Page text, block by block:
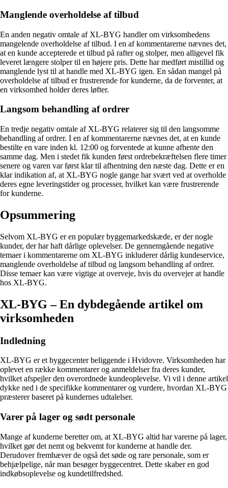
Manglende overholdelse af tilbud
En anden negativ omtale af XL-BYG handler om virksomhedens
mangelende overholdelse af tilbud. I en af kommentarerne nævnes det,
at en kunde accepterede et tilbud på rafter og stolper, men alligevel fik
leveret længere stolper til en højere pris. Dette har medført mistillid og
manglende lyst til at handle med XL-BYG igen. En sådan mangel på
overholdelse af tilbud er frustrerende for kunderne, da de forventer, at
en virksomhed holder deres løfter.
Langsom behandling af ordrer
En tredje negativ omtale af XL-BYG relaterer sig til den langsomme
behandling af ordrer. I en af kommentarerne nævnes det, at en kunde
bestilte en vare inden kl. 12:00 og forventede at kunne afhente den
samme dag. Men i stedet fik kunden først ordrebekræftelsen flere timer
senere og varen var først klar til afhentning den næste dag. Dette er en
klar indikation af, at XL-BYG nogle gange har svært ved at overholde
deres egne leveringstider og processer, hvilket kan være frustrerende
for kunderne.
Opsummering
Selvom XL-BYG er en populær byggemarkedskæde, er der nogle
kunder, der har haft dårlige oplevelser. De gennemgående negative
temaer i kommentarerne om XL-BYG inkluderer dårlig kundeservice,
manglende overholdelse af tilbud og langsom behandling af ordrer.
Disse temaer kan være vigtige at overveje, hvis du overvejer at handle
hos XL-BYG.
XL-BYG – En dybdegående artikel om
virksomheden
Indledning
XL-BYG er et byggecenter beliggende i Hvidovre. Virksomheden har
oplevet en række kommentarer og anmeldelser fra deres kunder,
hvilket afspejler den overordnede kundeoplevelse. Vi vil i denne artikel
dykke ned i de specifikke kommentarer og vurdere, hvordan XL-BYG
præsterer baseret på kundernes udtalelser.
Varer på lager og sødt personale
Mange af kunderne beretter om, at XL-BYG altid har varerne på lager,
hvilket gør det nemt og bekvemt for kunderne at handle der.
Derudover fremhæver de også det søde og rare personale, som er
behjælpelige, når man besøger byggecentret. Dette skaber en god
indkøbsoplevelse og kundetilfredshed.